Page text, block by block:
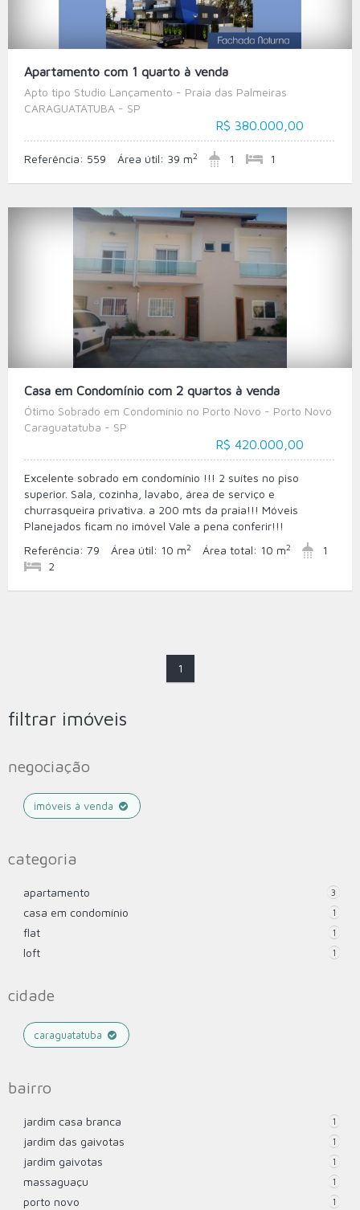
Apartamento com 1 quarto à venda
Apto tipo Studio Lançamento - Praia das Palmeiras
CARAGUATATUBA - SP
R$ 380.000,00
Referência: 559 Área útil: 39 m2 1 1
Casa em Condomínio com 2 quartos à venda
Ótimo Sobrado em Condomínio no Porto Novo - Porto Novo
Caraguatatuba - SP
R$ 420.000,00
Excelente sobrado em condomínio !!! 2 suítes no piso
superior. Sala, cozinha, lavabo, área de serviço e
churrasqueira privativa. a 200 mts da praia!!! Móveis
Planejados ficam no imóvel Vale a pena conferir!!!
Referência: 79 Área útil: 10 m2 Área total: 10 m2
1
2
1
filtrar imóveis
negociação
imóveis à venda
categoria
apartamento 3
casa em condomínio 1
flat 1
loft 1
cidade
caraguatatuba
bairro
jardim casa branca 1
jardim das gaivotas 1
jardim gaivotas 1
massaguaçu 1
porto novo 1